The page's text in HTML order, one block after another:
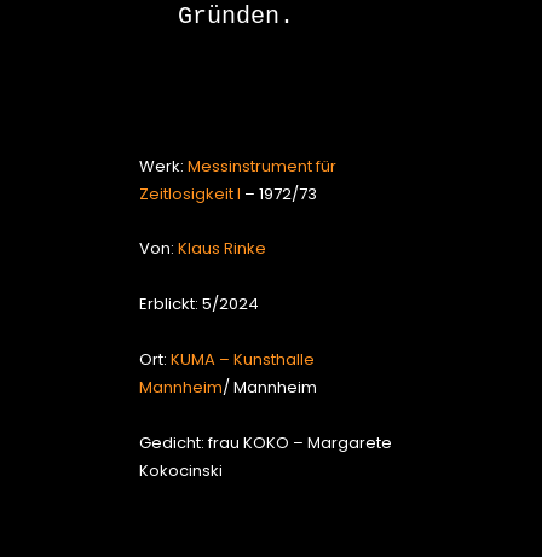
Gründen.
Werk: Messinstrument für
Zeitlosigkeit I – 1972/73
Von: Klaus Rinke
Erblickt: 5/2024
Ort: KUMA – Kunsthalle
Mannheim/ Mannheim
Gedicht: frau KOKO – Margarete
Kokocinski